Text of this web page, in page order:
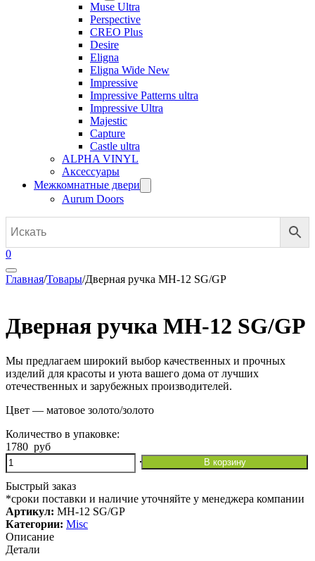
Muse Ultra
Perspective
CREO Plus
Desire
Eligna
Eligna Wide New
Impressive
Impressive Patterns ultra
Impressive Ultra
Majestic
Capture
Castle ultra
ALPHA VINYL
Аксессуары
Межкомнатные двери
Aurum Doors
0
Главная/Товары/Дверная ручка MH-12 SG/GP
Дверная ручка MH-12 SG/GP
Мы предлагаем широкий выбор качественных и прочных
изделий для красоты и уюта вашего дома от лучших
отечественных и зарубежных производителей.
Цвет — матовое золото/золото
Количество в упаковке:
1780 руб
Количество
товара
Дверная
ручка
MH-
12
SG/GP
В корзину
Быстрый заказ
*сроки поставки и наличие уточняйте у менеджера компании
Артикул: MH-12 SG/GP
Категории: Misc
Описание
Детали